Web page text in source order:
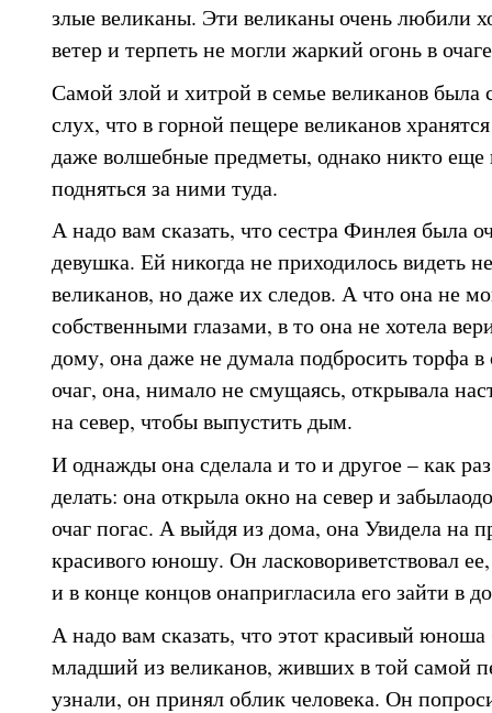
злые великаны. Эти великаны очень любили
ветер и терпеть не могли жаркий огонь в
Самой злой и хитрой в семье великанов была
слух, что в горной пещере великанов
даже волшебные предметы, однако никто еще
подняться за ними туда.
А надо вам сказать, что сестра Финлея была
девушка. Ей никогда не приходилось видеть
великанов, но даже их следов. А что она не
собственными глазами, в то она не хотела
дому, она даже не думала подбросить торфа
очаг, она, нимало не смущаясь, открывала
на север, чтобы выпустить дым.
И однажды она сделала и то и другое – как
делать: она открыла окно на север и
очаг погас. А выйдя из дома, она Увидела на
красивого юношу. Он ласковориветствовал
и в конце концов онапригласила его зайти в
А надо вам сказать, что этот красивый
младший из великанов, живших в той самой
узнали, он принял облик человека. Он